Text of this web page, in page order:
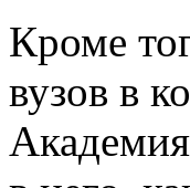
Кроме
вузов в